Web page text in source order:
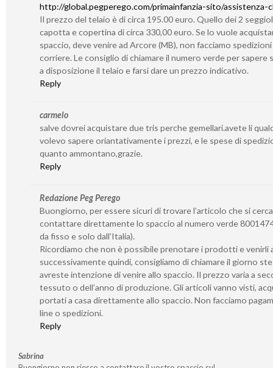
http://global.pegperego.com/primainfanzia-sito/assistenza-
Il prezzo del telaio è di circa 195.00 euro. Quello dei 2
capotta e copertina di circa 330,00 euro. Se lo vuole
spaccio, deve venire ad Arcore (MB), non facciamo
corriere. Le consiglio di chiamare il numero verde per sapere
a disposizione il telaio e farsi dare un prezzo indicativo.
Reply
carmelo
salve dovrei acquistare due tris perche gemellari.avete li
volevo sapere oriantativamente i prezzi, e le spese di
quanto ammontano,grazie.
Reply
Redazione Peg Perego
Buongiorno, per essere sicuri di trovare l’articolo che si
contattare direttamente lo spaccio al numero verde
da fisso e solo dall’Italia).
Ricordiamo che non è possibile prenotare i prodotti e venirli
successivamente quindi, consigliamo di chiamare il giorno
avreste intenzione di venire allo spaccio. Il prezzo varia a
tessuto o dell’anno di produzione. Gli articoli vanno visti,
portati a casa direttamente allo spaccio. Non facciamo
line o spedizioni.
Reply
Sabrina